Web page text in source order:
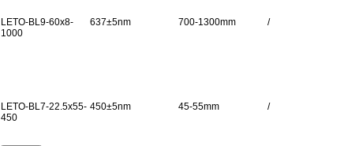
LETO-BL9-60x8-
1000
637±5nm 700-1300mm /
LETO-BL7-22.5x55-
450
450±5nm 45-55mm /